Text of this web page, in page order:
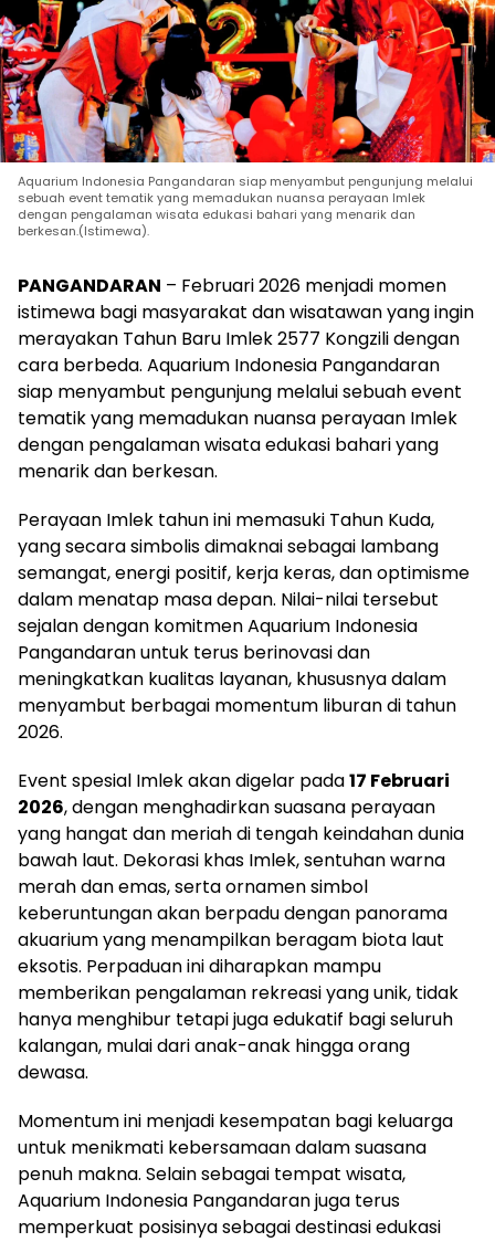
Aquarium Indonesia Pangandaran siap menyambut pengunjung melalui
sebuah event tematik yang memadukan nuansa perayaan Imlek
dengan pengalaman wisata edukasi bahari yang menarik dan
berkesan.(Istimewa).
PANGANDARAN – Februari 2026 menjadi momen
istimewa bagi masyarakat dan wisatawan yang ingin
merayakan Tahun Baru Imlek 2577 Kongzili dengan
cara berbeda. Aquarium Indonesia Pangandaran
siap menyambut pengunjung melalui sebuah event
tematik yang memadukan nuansa perayaan Imlek
dengan pengalaman wisata edukasi bahari yang
menarik dan berkesan.
Perayaan Imlek tahun ini memasuki Tahun Kuda,
yang secara simbolis dimaknai sebagai lambang
semangat, energi positif, kerja keras, dan optimisme
dalam menatap masa depan. Nilai-nilai tersebut
sejalan dengan komitmen Aquarium Indonesia
Pangandaran untuk terus berinovasi dan
meningkatkan kualitas layanan, khususnya dalam
menyambut berbagai momentum liburan di tahun
2026.
Event spesial Imlek akan digelar pada17 Februari
2026, dengan menghadirkan suasana perayaan
yang hangat dan meriah di tengah keindahan dunia
bawah laut. Dekorasi khas Imlek, sentuhan warna
merah dan emas, serta ornamen simbol
keberuntungan akan berpadu dengan panorama
akuarium yang menampilkan beragam biota laut
eksotis. Perpaduan ini diharapkan mampu
memberikan pengalaman rekreasi yang unik, tidak
hanya menghibur tetapi juga edukatif bagi seluruh
kalangan, mulai dari anak-anak hingga orang
dewasa.
Momentum ini menjadi kesempatan bagi keluarga
untuk menikmati kebersamaan dalam suasana
penuh makna. Selain sebagai tempat wisata,
Aquarium Indonesia Pangandaran juga terus
memperkuat posisinya sebagai destinasi edukasi